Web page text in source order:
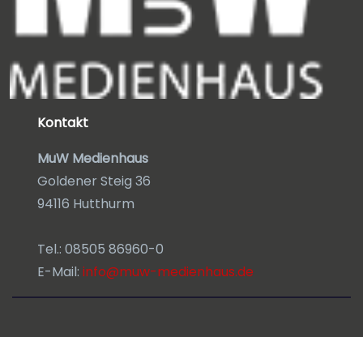
Kontakt
MuW Medienhaus
Goldener Steig 36
94116 Hutthurm
Tel.: 08505 86960-0
E-Mail: info@muw-medienhaus.de